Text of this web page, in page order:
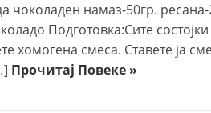
чоколаден намаз-50гр. ресана-
Подготовка:Сите
хомогена смеса. Ставете ја
Прочитај Повеке »